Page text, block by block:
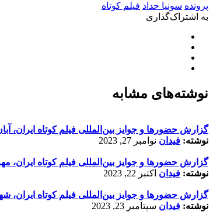
پرونده سونیا حداد فیلم کوتاه
به اشتراک‌گذاری
نوشته‌های مشابه
گزارش حضورها و جوایز بین‌المللی فیلم کوتاه ایران، آبان
نوشته: فیدان نوامبر 27, 2023
گزارش حضورها و جوایز بین‌المللی فیلم کوتاه ایران، مهر
نوشته: فیدان اکتبر 22, 2023
گزارش حضورها و جوایز بین‌المللی فیلم کوتاه ایران، شهریور
نوشته: فیدان سپتامبر 23, 2023